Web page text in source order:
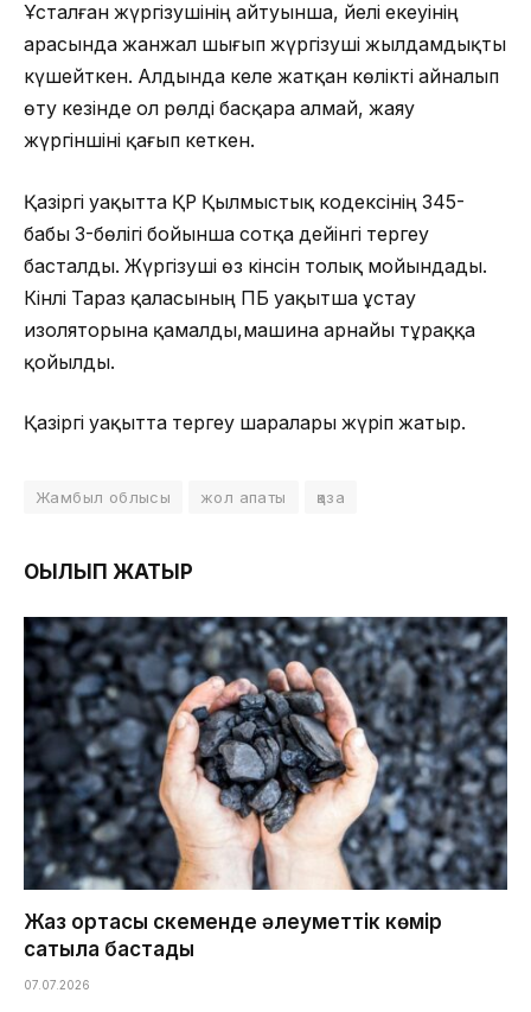
Ұсталған жүргізушінің айтуынша, әйелі екеуінің
арасында жанжал шығып жүргізуші жылдамдықты
күшейткен. Алдында келе жатқан көлікті айналып
өту кезінде ол рөлді басқара алмай, жаяу
жүргіншіні қағып кеткен.
Қазіргі уақытта ҚР Қылмыстық кодексінің 345-
бабы 3-бөлігі бойынша сотқа дейінгі тергеу
басталды. Жүргізуші өз кінәсін толық мойындады.
Кінәлі Тараз қаласының ПБ уақытша ұстау
изоляторына қамалды,машина арнайы тұраққа
қойылды.
Қазіргі уақытта тергеу шаралары жүріп жатыр.
Жамбыл облысы жол апаты қаза
ОҚЫЛЫП ЖАТЫР
Жаз ортасы Өскеменде әлеуметтік көмір
сатыла бастады
07.07.2026